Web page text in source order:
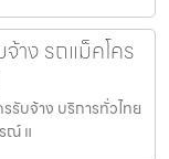
าง รถแม็คโคร
รรับจ้าง บริการทั่วไทย
ณ์ แ